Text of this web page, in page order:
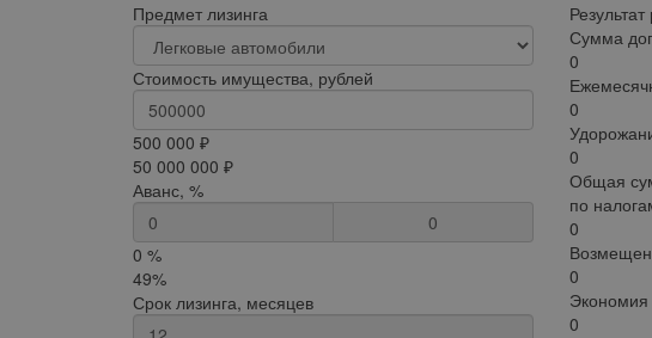
Предмет лизинга
Стоимость имущества, рублей
500 000 ₽
50 000 000 ₽
Аванс, %
0
0 %
49%
Срок лизинга, месяцев
Сумма
0
0
0
Общая
по
0
0
Экономия
0